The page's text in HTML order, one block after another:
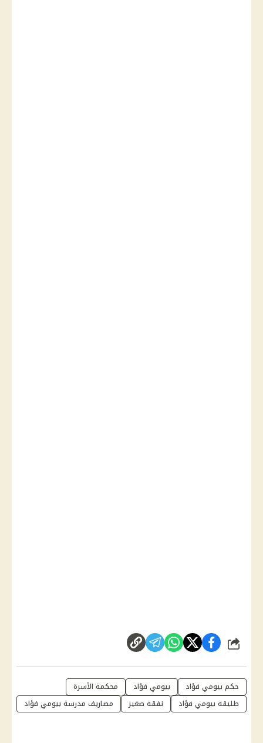
شارك
حكم بيومي فؤاد بيومي فؤاد
محكمة الأسرة
طليقة بيومي فؤاد
نفقة صغير مصاريف مدرسة بيومي فؤاد